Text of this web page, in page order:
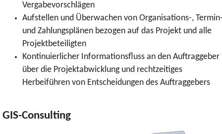
Vergabevorschlägen
Aufstellen und Überwachen von Organisations-,
und Zahlungsplänen bezogen auf das Projekt und alle
Projektbeteiligten
Kontinuierlicher Informationsfluss an den Auftraggeber
über die Projektabwicklung und rechtzeitiges
Herbeiführen von Entscheidungen des Auftraggebers
GIS-Consulting